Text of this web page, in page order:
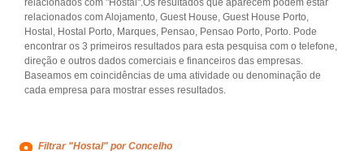
relacionados com "Hostal".Os resultados que aparecem podem estar
relacionados com Alojamento, Guest House, Guest House Porto,
Hostal, Hostal Porto, Marques, Pensao, Pensao Porto, Porto. Pode
encontrar os 3 primeiros resultados para esta pesquisa com o telefone,
direção e outros dados comerciais e financeiros das empresas.
Baseamos em coincidências de uma atividade ou denominação de
cada empresa para mostrar esses resultados.
Filtrar "Hostal" por Concelho